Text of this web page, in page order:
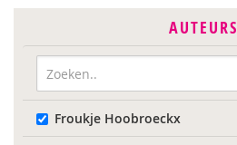
AUTEURS
Froukje Hoobroeckx